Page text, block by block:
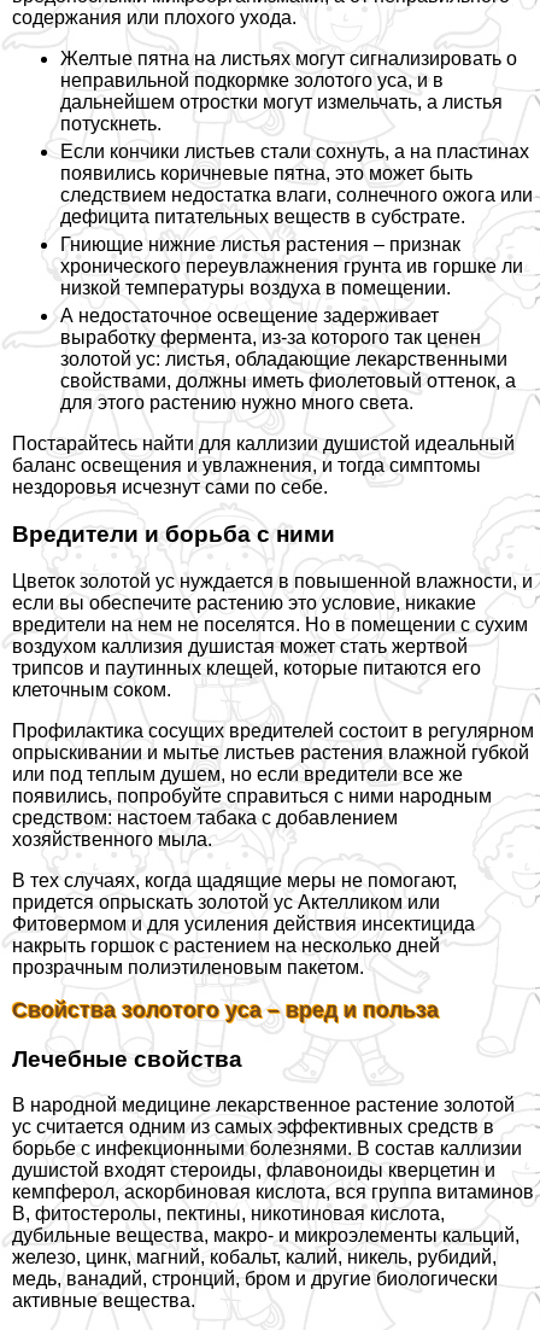
содержания или плохого ухода.
Желтые пятна на листьях могут сигнализировать о
неправильной подкормке золотого уса, и в
дальнейшем отростки могут измельчать, а листья
потускнеть.
Если кончики листьев стали сохнуть, а на пластинах
появились коричневые пятна, это может быть
следствием недостатка влаги, солнечного ожога или
дефицита питательных веществ в субстрате.
Гниющие нижние листья растения – признак
хронического переувлажнения грунта ив горшке ли
низкой температуры воздуха в помещении.
А недостаточное освещение задерживает
выработку фермента, из-за которого так ценен
золотой ус: листья, обладающие лекарственными
свойствами, должны иметь фиолетовый оттенок, а
для этого растению нужно много света.
Постарайтесь найти для каллизии душистой идеальный
баланс освещения и увлажнения, и тогда симптомы
нездоровья исчезнут сами по себе.
Вредители и борьба с ними
Цветок золотой ус нуждается в повышенной влажности, и
если вы обеспечите растению это условие, никакие
вредители на нем не поселятся. Но в помещении с сухим
воздухом каллизия душистая может стать жертвой
трипсов и паутинных клещей, которые питаются его
клеточным соком.
Профилактика сосущих вредителей состоит в регулярном
опрыскивании и мытье листьев растения влажной губкой
или под теплым душем, но если вредители все же
появились, попробуйте справиться с ними народным
средством: настоем табака с добавлением
хозяйственного мыла.
В тех случаях, когда щадящие меры не помогают,
придется опрыскать золотой ус Актелликом или
Фитовермом и для усиления действия инсектицида
накрыть горшок с растением на несколько дней
прозрачным полиэтиленовым пакетом.
Свойства золотого уса – вред и польза
Лечебные свойства
В народной медицине лекарственное растение золотой
ус считается одним из самых эффективных средств в
борьбе с инфекционными болезнями. В состав каллизии
душистой входят стероиды, флавоноиды кверцетин и
кемпферол, аскорбиновая кислота, вся группа витаминов
B, фитостеролы, пектины, никотиновая кислота,
дубильные вещества, макро- и микроэлементы кальций,
железо, цинк, магний, кобальт, калий, никель, рубидий,
медь, ванадий, стронций, бром и другие биологически
активные вещества.